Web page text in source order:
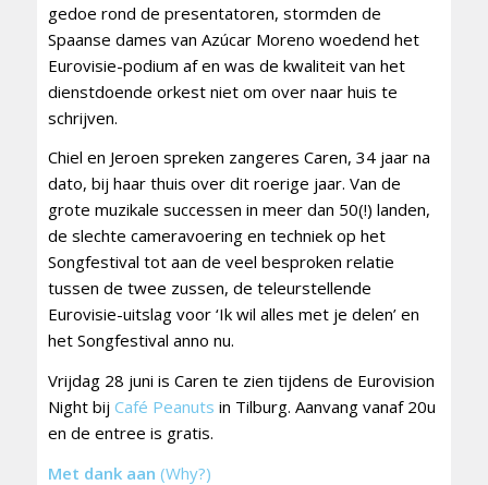
gedoe rond de presentatoren, stormden de
Spaanse dames van Azúcar Moreno woedend het
Eurovisie-podium af en was de kwaliteit van het
dienstdoende orkest niet om over naar huis te
schrijven.
Chiel en Jeroen spreken zangeres Caren, 34 jaar na
dato, bij haar thuis over dit roerige jaar. Van de
grote muzikale successen in meer dan 50(!) landen,
de slechte cameravoering en techniek op het
Songfestival tot aan de veel besproken relatie
tussen de twee zussen, de teleurstellende
Eurovisie-uitslag voor ‘Ik wil alles met je delen’ en
het Songfestival anno nu.
Vrijdag 28 juni is Caren te zien tijdens de Eurovision
Night bij Café Peanuts in Tilburg. Aanvang vanaf 20u
en de entree is gratis.
Met dank aan (Why?)